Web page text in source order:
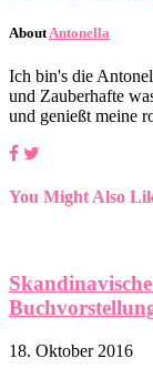
About Antonella
Ich bin's die
und Zauberhafte
und genießt meine
You Might Also
18. Oktober 2016